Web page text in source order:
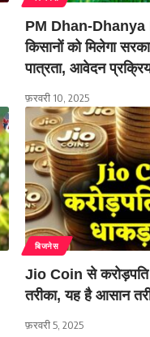
PM Dhan-
किसानों को मिलेगा
पात्रता, आवेदन
फ़रवरी 10, 2025
बिजनेस
Jio Coin से
तरीका, यह है आसान
फ़रवरी 5, 2025